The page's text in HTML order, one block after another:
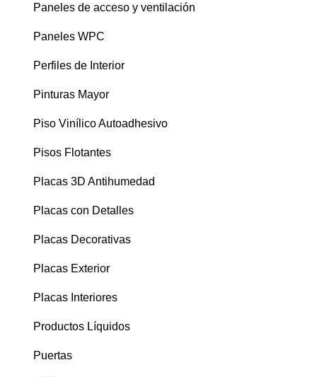
Paneles de acceso y ventilación
Paneles WPC
Perfiles de Interior
Pinturas Mayor
Piso Vinílico Autoadhesivo
Pisos Flotantes
Placas 3D Antihumedad
Placas con Detalles
Placas Decorativas
Placas Exterior
Placas Interiores
Productos Líquidos
Puertas